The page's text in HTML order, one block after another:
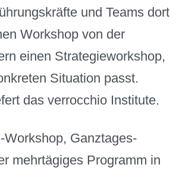
und Teams dort
Workshop von der
einen Strategieworkshop,
Situation passt.
das verrocchio Institute.
Workshop, Ganztages-
mehrtägiges Programm in